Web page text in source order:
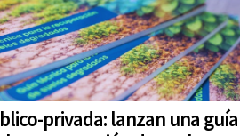
privada: lanzan una guía